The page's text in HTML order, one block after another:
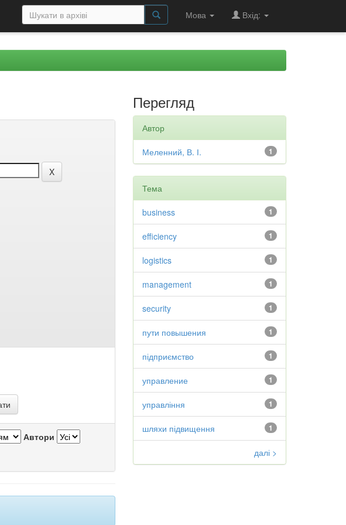
Мова Вхід:
Автори
Перегляд
Автор
1
Меленний, В. І.
Тема
1
business
1
efficiency
1
logistics
1
management
1
security
1
пути повышения
1
підприємство
1
управление
1
управління
1
шляхи підвищення
далі >